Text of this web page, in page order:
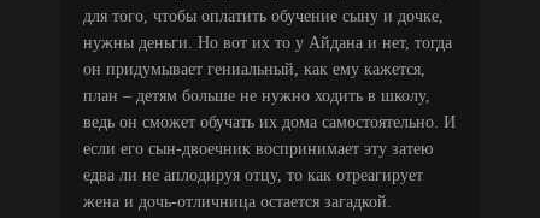
для того, чтобы оплатить обучение сыну и дочке,
нужны деньги. Но вот их то у Айдана и нет, тогда
он придумывает гениальный, как ему кажется,
план – детям больше не нужно ходить в школу,
ведь он сможет обучать их дома самостоятельно. И
если его сын-двоечник воспринимает эту затею
едва ли не аплодируя отцу, то как отреагирует
жена и дочь-отличница остается загадкой.